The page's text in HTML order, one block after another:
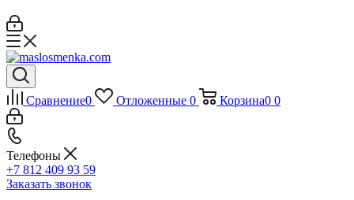
Сравнение0 Отложенные 0 Корзина0 0
Телефоны
+7 812 409 93 59
Заказать звонок